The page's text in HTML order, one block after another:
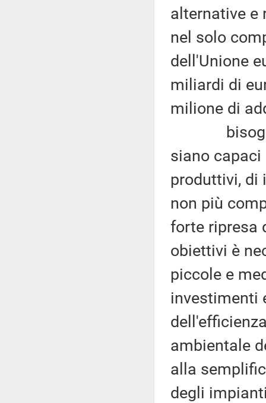
alternative e
nel solo
dell'Unione
miliardi di
milione di
bisogna
siano
produttivi, di
non più
forte ripresa
obiettivi è
piccole e
investimenti
ambientale
alla
degli